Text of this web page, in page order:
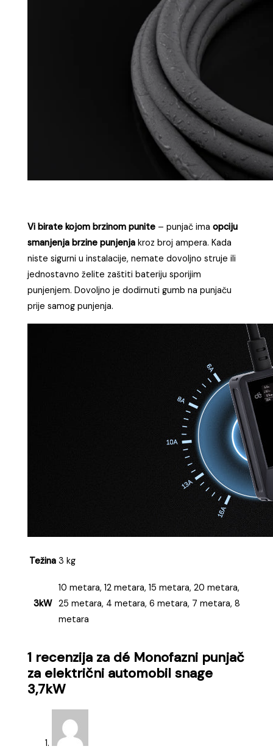
Vi birate kojom brzinom punite – punjač imaopciju
smanjenja brzine punjenja kroz broj ampera. Kada
niste sigurni u instalacije, nemate dovoljno struje ili
jednostavno želite zaštiti bateriju sporijim
punjenjem. Dovoljno je dodirnuti gumb na punjaču
prije samog punjenja.
Težina 3 kg
3kW
10 metara, 12 metara, 15 metara, 20 metara,
25 metara, 4 metara, 6 metara, 7 metara, 8
metara
1 recenzija za dé Monofazni punjač
za električni automobil snage
3,7kW